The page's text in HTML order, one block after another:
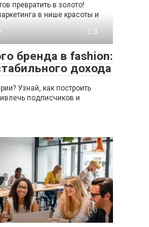
превратить в золото!
в нише красоты и
0
бренда в fashion:
дохода
Узнай, как построить
подписчиков и
0